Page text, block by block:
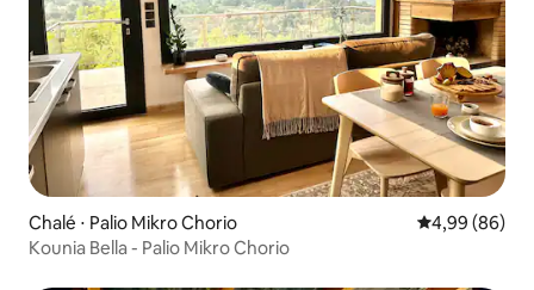
Chalé ⋅ Palio Mikro Chorio 4,99 de uma
4,99 (86)
Kounia Bella - Palio Mikro Chorio